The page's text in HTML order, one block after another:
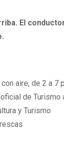
El
aire, de 2 a 7
de Turismo
y Turismo